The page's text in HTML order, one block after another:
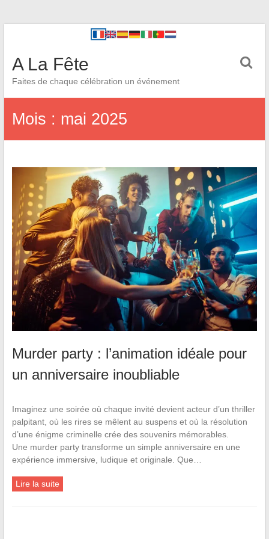
A La Fête
Faites de chaque célébration un événement
Mois : mai 2025
Murder party : l’animation idéale pour
un anniversaire inoubliable
Imaginez une soirée où chaque invité devient acteur d’un thriller
palpitant, où les rires se mêlent au suspens et où la résolution
d’une énigme criminelle crée des souvenirs mémorables.
Une murder party transforme un simple anniversaire en une
expérience immersive, ludique et originale. Que…
Lire la suite